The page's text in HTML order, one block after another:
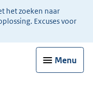
het zoeken naar
Excuses voor
Menu